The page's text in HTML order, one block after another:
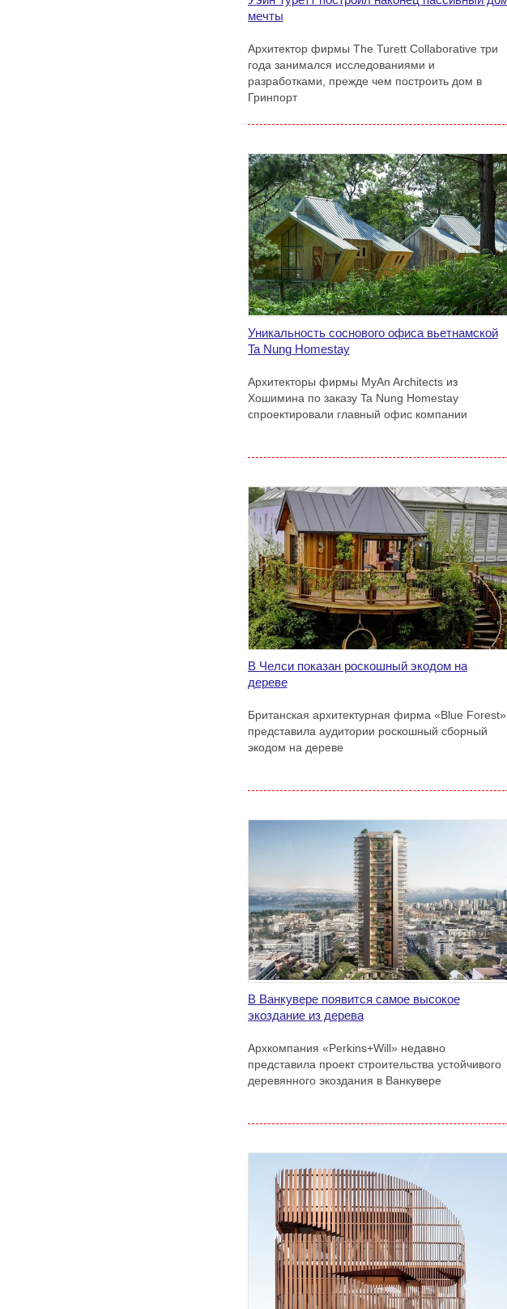
мечты
Архитектор фирмы The Turett Collaborative три
года занимался исследованиями и
разработками, прежде чем построить дом в
Гринпорт
Уникальность соснового офиса вьетнамской
Ta Nung Homestay
Архитекторы фирмы MyAn Architects из
Хошимина по заказу Ta Nung Homestay
спроектировали главный офис компании
В Челси показан роскошный экодом на
дереве
Британская архитектурная фирма «Blue Forest»
представила аудитории роскошный сборный
экодом на дереве
В Ванкувере появится самое высокое
экоздание из дерева
Архкомпания «Perkins+Will» недавно
представила проект строительства устойчивого
деревянного экоздания в Ванкувере